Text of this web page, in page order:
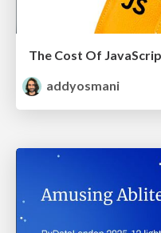
The Cost Of
addyosmani